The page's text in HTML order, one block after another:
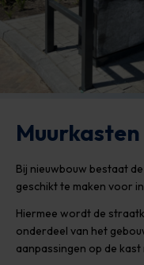
Muurkasten
Bij nieuwbouw bestaat
geschikt te maken voor
Hiermee wordt de
onderdeel van het
aanpassingen op de